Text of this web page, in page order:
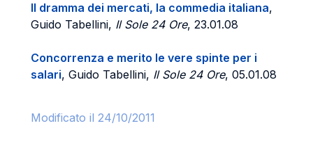
Il dramma dei mercati, la commedia italiana,
Guido Tabellini, Il Sole 24 Ore, 23.01.08
Concorrenza e merito le vere spinte per i
salari, Guido Tabellini, Il Sole 24 Ore, 05.01.08
Modificato il 24/10/2011